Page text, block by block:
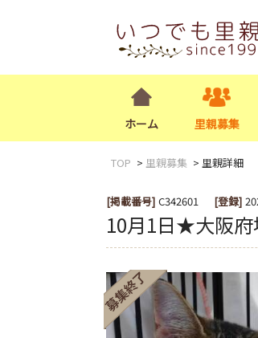
ホーム 里親募集
TOP 里親募集 里親詳細
[掲載番号] C342601 [登録]
10月1日★大阪